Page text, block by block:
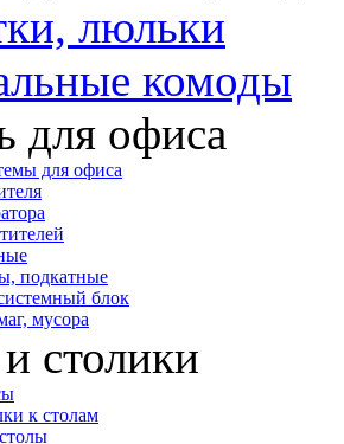
люльки
комоды
для офиса
для офиса
подкатные
блок
мусора
столики
к столам